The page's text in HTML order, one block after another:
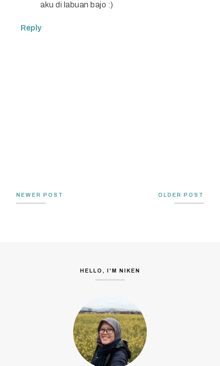
aku di labuan bajo :)
Reply
NEWER POST OLDER POST
HELLO, I'M NIKEN